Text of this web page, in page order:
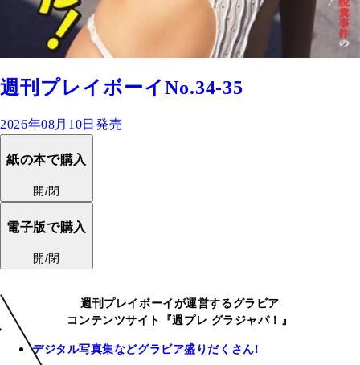
週刊プレイボーイNo.34-35
2026年08月10日発売
紙の本で購入
開/閉
電子版で購入
開/閉
週刊プレイボーイが運営するグラビア
コンテンツサイト『週プレ グラジャパ！』
デジタル写真集などグラビア盛りだくさん!